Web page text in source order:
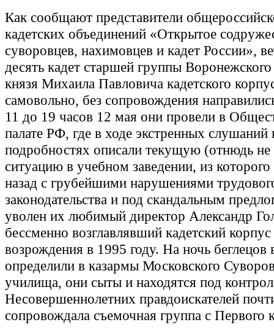
Как сообщают представители
кадетских объединений «Открытое
суворовцев, нахимовцев и кадет России»,
десять кадет старшей группы Воронежского
князя Михаила Павловича кадетского
самовольно, без сопровождения
11 до 19 часов 12 мая они провели в
палате РФ, где в ходе экстренных
подробностях описали текущую (отнюдь
ситуацию в учебном заведении, из которого
назад с грубейшими нарушениями
законодательства и под скандальным
уволен их любимый директор Александр
бессменно возглавлявший кадетский
возрождения в 1995 году. На ночь беглецов
определили в казармы Московского
училища, они сыты и находятся под
Несовершеннолетних правдоискателей
сопровождала съемочная группа с Первого